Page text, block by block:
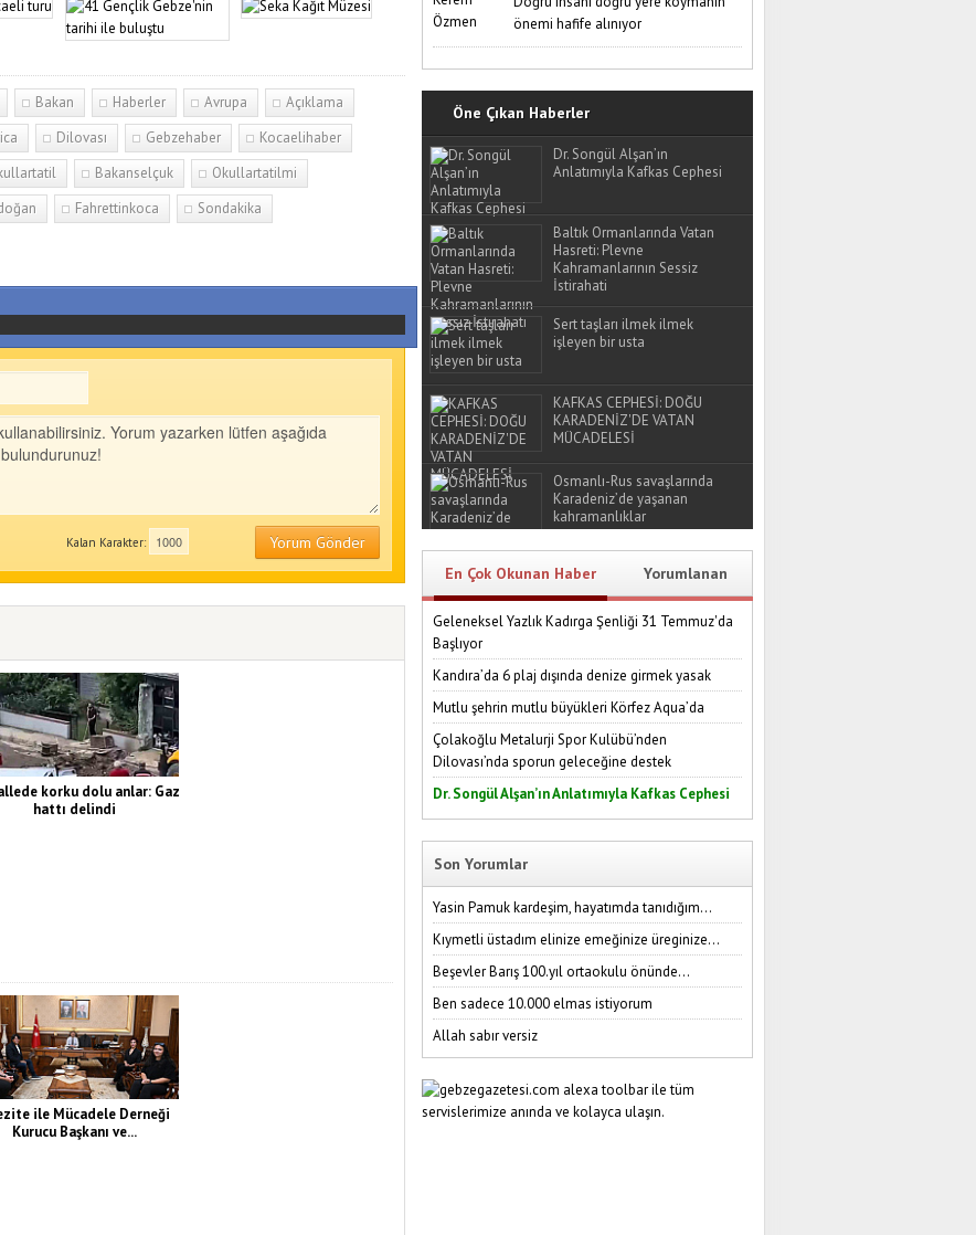
Bakan Haberler Avrupa
Açıklama
Dilovası Gebzehaber
Kocaelihaber
Bakanselçuk
Okullartatilmi
Fahrettinkoca Sondakika
Yorum Gönder
Kalan Karakter:
korku dolu anlar: Gaz
hattı delindi
ile Mücadele Derneği
Kurucu Başkanı ve...
önemi hafife alınıyor
Öne Çıkan Haberler
Dr. Songül Alşan’ın
Anlatımıyla Kafkas Cephesi
Baltık Ormanlarında Vatan
Hasreti: Plevne
Kahramanlarının Sessiz
İstirahati
Sert taşları ilmek ilmek
işleyen bir usta
KAFKAS CEPHESİ: DOĞU
KARADENİZ'DE VATAN
MÜCADELESİ
Osmanlı-Rus savaşlarında
Karadeniz’de yaşanan
kahramanlıklar
En Çok Okunan Haber Yorumlanan
Geleneksel Yazlık Kadırga Şenliği 31 Temmuz'da
Başlıyor
Kandıra’da 6 plaj dışında denize girmek yasak
Mutlu şehrin mutlu büyükleri Körfez Aqua’da
Çolakoğlu Metalurji Spor Kulübü’nden
Dilovası’nda sporun geleceğine destek
Dr. Songül Alşan’ın Anlatımıyla Kafkas Cephesi
Son Yorumlar
Yasin Pamuk kardeşim, hayatımda tanıdığım...
Kıymetli üstadım elinize emeğinize üreginize...
Beşevler Barış 100.yıl ortaokulu önünde...
Ben sadece 10.000 elmas istiyorum
Allah sabır versiz